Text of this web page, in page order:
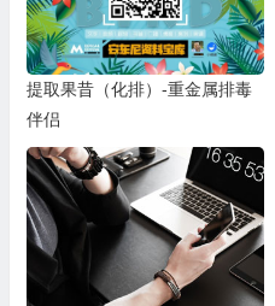
提取果昔（化排）-重金属排毒
伴侣